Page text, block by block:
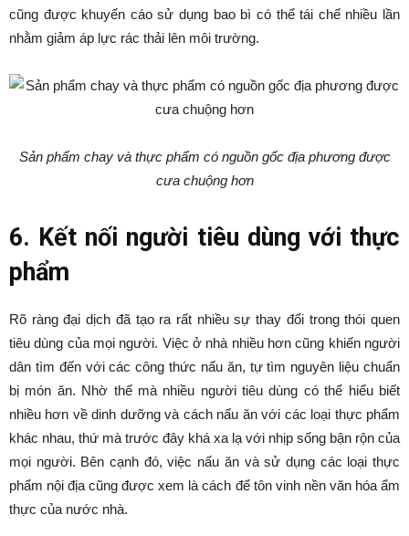
cũng được khuyến cáo sử dụng bao bì có thể tái chế nhiều lần
nhằm giảm áp lực rác thải lên môi trường.
Sản phẩm chay và thực phẩm có nguồn gốc địa phương được
cưa chuộng hơn
6. Kết nối người tiêu dùng với thực
phẩm
Rõ ràng đại dịch đã tạo ra rất nhiều sự thay đổi trong thói quen
tiêu dùng của mọi người. Việc ở nhà nhiều hơn cũng khiến người
dân tìm đến với các công thức nấu ăn, tự tìm nguyên liệu chuẩn
bị món ăn. Nhờ thế mà nhiều người tiêu dùng có thể hiểu biết
nhiều hơn về dinh dưỡng và cách nấu ăn với các loại thực phẩm
khác nhau, thứ mà trước đây khá xa lạ với nhịp sống bận rộn của
mọi người. Bên cạnh đó, việc nấu ăn và sử dụng các loại thực
phẩm nội địa cũng được xem là cách để tôn vinh nền văn hóa ẩm
thực của nước nhà.